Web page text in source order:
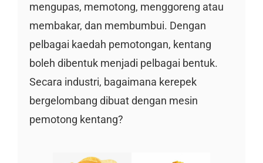
mengupas, memotong, menggoreng atau
membakar, dan membumbui. Dengan
pelbagai kaedah pemotongan, kentang
boleh dibentuk menjadi pelbagai bentuk.
Secara industri, bagaimana kerepek
bergelombang dibuat dengan mesin
pemotong kentang?